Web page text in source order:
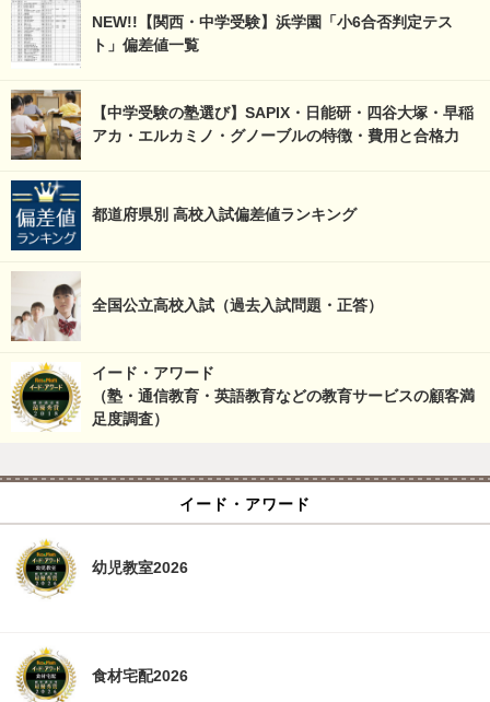
NEW!!【関西・中学受験】浜学園「小6合否判定テス
ト」偏差値一覧
【中学受験の塾選び】SAPIX・日能研・四谷大塚・早稲
アカ・エルカミノ・グノーブルの特徴・費用と合格力
都道府県別 高校入試偏差値ランキング
全国公立高校入試（過去入試問題・正答）
イード・アワード
（塾・通信教育・英語教育などの教育サービスの顧客満
足度調査）
イード・アワード
幼児教室2026
食材宅配2026